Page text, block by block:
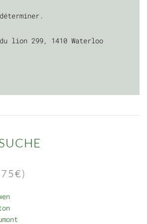
lion 299, 1410 Waterloo